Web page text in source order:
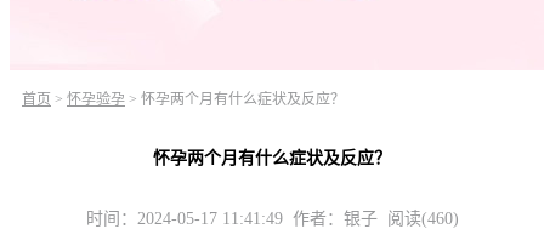
首页 > 怀孕验孕 > 怀孕两个月有什么症状及反应？
怀孕两个月有什么症状及反应？
时间：2024-05-17 11:41:49 作者：银子 阅读(460)